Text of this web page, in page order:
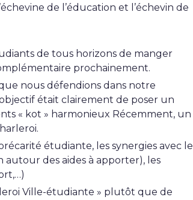
de l’éducation et l’échevin de
de tous horizons de manger
prochainement.
nous défendions dans notre
était clairement de poser un
« kot » harmonieux Récemment, un
étudiante, les synergies avec le
des aides à apporter), les
Ville-étudiante » plutôt que de